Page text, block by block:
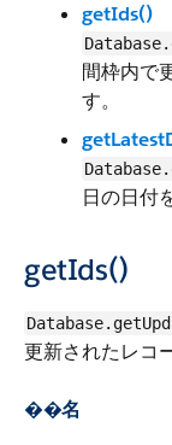
getIds()
間枠内で
す。
日の日付
getIds()
更新されたレコ
��名